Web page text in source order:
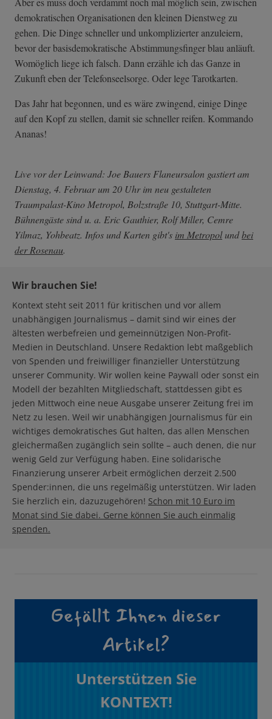
demokratischen Organisationen den kleinen Dienstweg zu
gehen. Die Dinge schneller und unkomplizierter anzuleiern,
bevor der basisdemokratische Abstimmungsfinger blau anläuft.
Womöglich liege ich falsch. Dann erzähle ich das Ganze in
Zukunft eben der Telefonseelsorge. Oder lege Tarotkarten.
Das Jahr hat begonnen, und es wäre zwingend, einige Dinge
auf den Kopf zu stellen, damit sie schneller reifen. Kommando
Ananas!
Live vor der Leinwand: Joe Bauers Flaneursalon gastiert am
Dienstag, 4. Februar um 20 Uhr im neu gestalteten
Traumpalast-Kino Metropol, Bolzstraße 10, Stuttgart-Mitte.
Bühnengäste sind u. a. Eric Gauthier, Rolf Miller, Cemre
Yilmaz, Yohbeatz. Infos und Karten gibt's im Metropolundbei
der Rosenau.
Wir brauchen Sie!
Kontext steht seit 2011 für kritischen und vor allem
unabhängigen Journalismus – damit sind wir eines der
ältesten werbefreien und gemeinnützigen Non-Profit-
Medien in Deutschland. Unsere Redaktion lebt maßgeblich
von Spenden und freiwilliger finanzieller Unterstützung
unserer Community. Wir wollen keine Paywall oder sonst ein
Modell der bezahlten Mitgliedschaft, stattdessen gibt es
jeden Mittwoch eine neue Ausgabe unserer Zeitung frei im
Netz zu lesen. Weil wir unabhängigen Journalismus für ein
wichtiges demokratisches Gut halten, das allen Menschen
gleichermaßen zugänglich sein sollte – auch denen, die nur
wenig Geld zur Verfügung haben. Eine solidarische
Finanzierung unserer Arbeit ermöglichen derzeit 2.500
Spender:innen, die uns regelmäßig unterstützen. Wir laden
Sie herzlich ein, dazuzugehören! Schon mit 10 Euro im
Monat sind Sie dabei. Gerne können Sie auch einmalig
spenden.
Gefällt Ihnen dieser
Artikel?
Unterstützen Sie
KONTEXT!